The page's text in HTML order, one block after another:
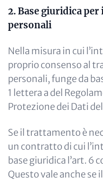
2. Base giuridica
personali
Nella misura in cui
proprio consenso al
personali, funge da
1 lettera a del
Protezione dei Dati
Se il trattamento è
un contratto di cui
base giuridica l’art. 6
Questo vale anche